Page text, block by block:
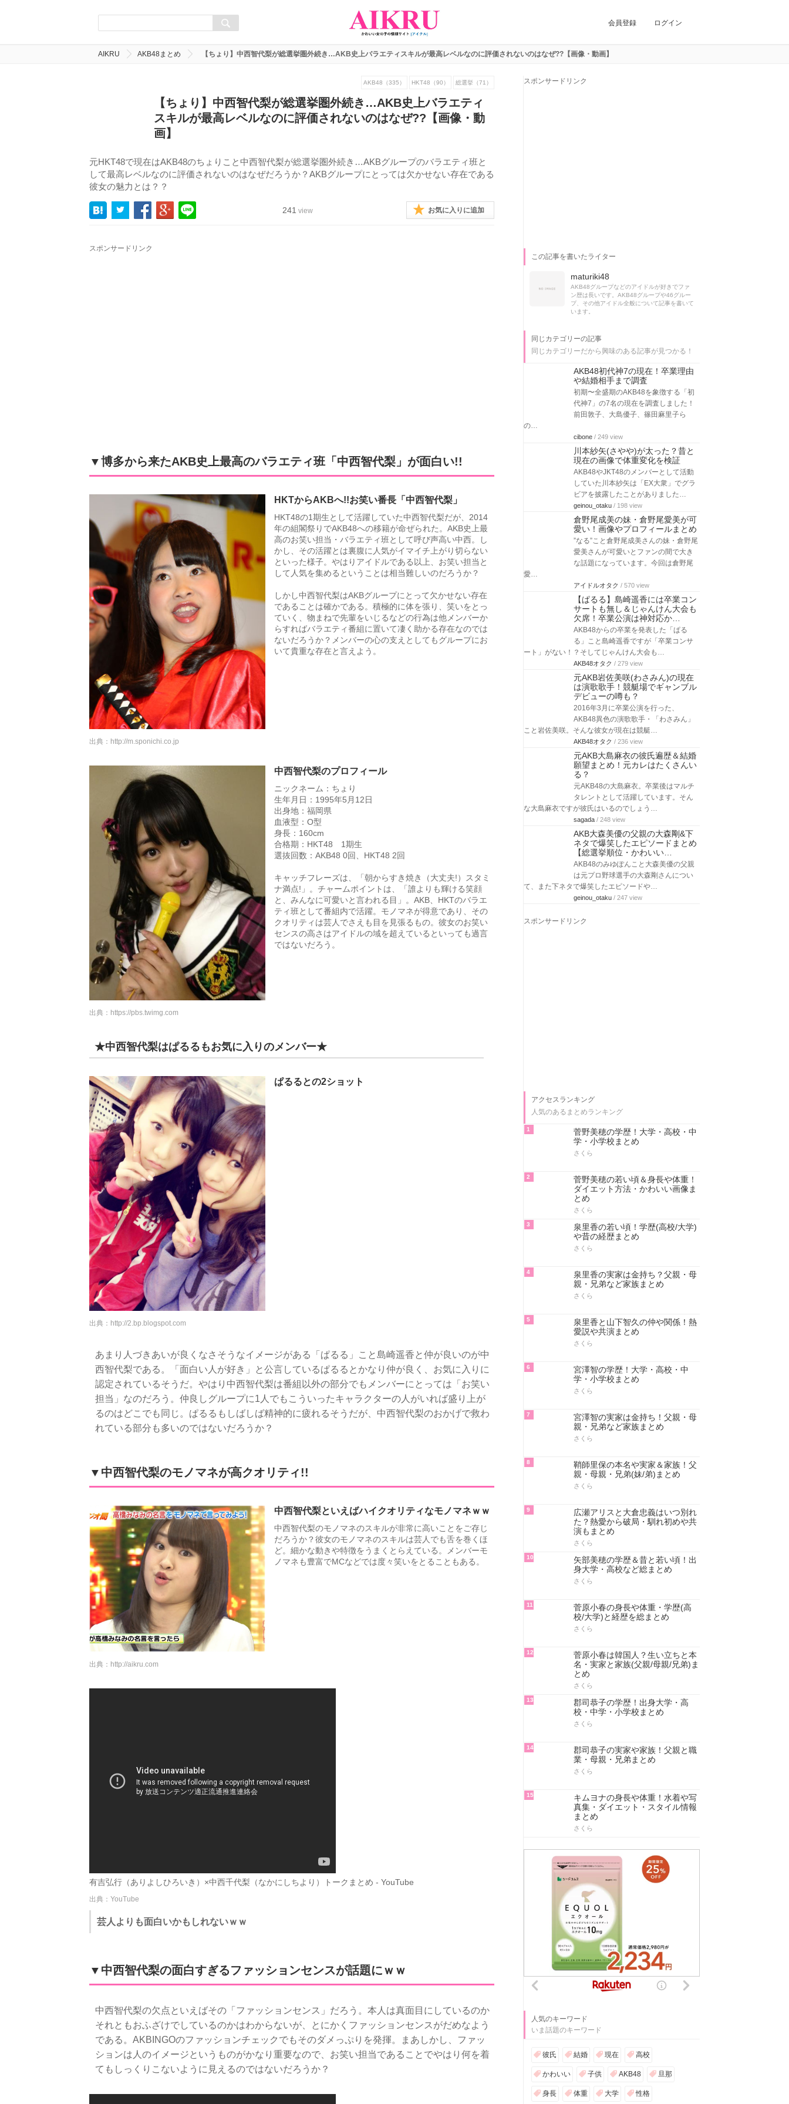
会員登録 ログイン
AIKRU AKB48まとめ 【ちょり】中西智代梨が総選挙圏外続き…AKB史上バラエティスキルが最高レベルなのに評価されないのはなぜ??【画像・動画】
AKB48（335） HKT48（90） 総選挙（71）
【ちょり】中西智代梨が総選挙圏外続き…AKB史上バラエティ
スキルが最高レベルなのに評価されないのはなぜ??【画像・動
画】
元HKT48で現在はAKB48のちょりこと中西智代梨が総選挙圏外続き…AKBグループのバラエティ班と
して最高レベルなのに評価されないのはなぜだろうか？AKBグループにとっては欠かせない存在である
彼女の魅力とは？？
241 view お気に入りに追加
スポンサードリンク
▼博多から来たAKB史上最高のバラエティ班「中西智代梨」が面白い!!
HKTからAKBへ!!お笑い番長「中西智代梨」
HKT48の1期生として活躍していた中西智代梨だが、2014
年の組閣祭りでAKB48への移籍が命ぜられた。AKB史上最
高のお笑い担当・バラエティ班として呼び声高い中西。し
かし、その活躍とは裏腹に人気がイマイチ上がり切らない
といった様子。やはりアイドルである以上、お笑い担当と
して人気を集めるということは相当難しいのだろうか？
しかし中西智代梨はAKBグループにとって欠かせない存在
であることは確かである。積極的に体を張り、笑いをとっ
ていく、物まねで先輩をいじるなどの行為は他メンバーか
らすればバラエティ番組に置いて凄く助かる存在なのでは
ないだろうか？メンバーの心の支えとしてもグループにお
いて貴重な存在と言えよう。
出典： http://m.sponichi.co.jp
中西智代梨のプロフィール
ニックネーム：ちょり
生年月日：1995年5月12日
出身地：福岡県
血液型：O型
身長：160cm
合格期：HKT48 1期生
選抜回数：AKB48 0回、HKT48 2回
キャッチフレーズは、「朝からすき焼き（大丈夫!）スタミ
ナ満点!」。チャームポイントは、「誰よりも輝ける笑顔
と、みんなに可愛いと言われる目」。AKB、HKTのバラエ
ティ班として番組内で活躍。モノマネが得意であり、その
クオリティは芸人でさえも目を見張るもの。彼女のお笑い
センスの高さはアイドルの域を超えているといっても過言
ではないだろう。
出典： https://pbs.twimg.com
★中西智代梨はぱるるもお気に入りのメンバー★
ぱるるとの2ショット
出典： http://2.bp.blogspot.com
あまり人づきあいが良くなさそうなイメージがある「ぱるる」こと島崎遥香と仲が良いのが中
西智代梨である。「面白い人が好き」と公言しているぱるるとかなり仲が良く、お気に入りに
認定されているそうだ。やはり中西智代梨は番組以外の部分でもメンバーにとっては「お笑い
担当」なのだろう。仲良しグループに1人でもこういったキャラクターの人がいれば盛り上が
るのはどこでも同じ。ぱるるもしばしば精神的に疲れるそうだが、中西智代梨のおかげで救わ
れている部分も多いのではないだろうか？
▼中西智代梨のモノマネが高クオリティ!!
中西智代梨といえばハイクオリティなモノマネｗｗ
中西智代梨のモノマネのスキルが非常に高いことをご存じ
だろうか？彼女のモノマネのスキルは芸人でも舌を巻くほ
ど。細かな動きや特徴をうまくとらえている。メンバーモ
ノマネも豊富でMCなどでは度々笑いをとることもある。
出典： http://aikru.com
有吉弘行（ありよしひろいき）×中西千代梨（なかにしちより）トークまとめ - YouTube
出典：YouTube
芸人よりも面白いかもしれないｗｗ
▼中西智代梨の面白すぎるファッションセンスが話題にｗｗ
中西智代梨の欠点といえばその「ファッションセンス」だろう。本人は真面目にしているのか
それともおふざけでしているのかはわからないが、とにかくファッションセンスがだめなよう
である。AKBINGOのファッションチェックでもそのダメっぷりを発揮。まあしかし、ファッ
ションは人のイメージというものがかなり重要なので、お笑い担当であることでやはり何を着
てもしっくりこないように見えるのではないだろうか？
スポンサードリンク
この記事を書いたライター
maturiki48
AKB48グループなどのアイドルが好きでファ
ン歴は長いです。AKB48グループや46グルー
プ、その他アイドル全般について記事を書いて
います。
同じカテゴリーの記事
同じカテゴリーだから興味のある記事が見つかる！
AKB48初代神7の現在！卒業理由
や結婚相手まで調査
初期〜全盛期のAKB48を象徴する「初
代神7」の7名の現在を調査しました！
前田敦子、大島優子、篠田麻里子ら
の…
cibone / 249 view
川本紗矢(さやや)が太った？昔と
現在の画像で体重変化を検証
AKB48やJKT48のメンバーとして活動
していた川本紗矢は「EX大衆」でグラ
ビアを披露したことがありました…
geinou_otaku / 198 view
倉野尾成美の妹・倉野尾愛美が可
愛い！画像やプロフィールまとめ
”なる”こと倉野尾成美さんの妹・倉野尾
愛美さんが可愛いとファンの間で大き
な話題になっています。今回は倉野尾
愛…
アイドルオタク / 570 view
【ぱるる】島崎遥香には卒業コン
サートも無し＆じゃんけん大会も
欠席！卒業公演は神対応か…
AKB48からの卒業を発表した「ぱる
る」こと島崎遥香ですが「卒業コンサ
ート」がない！？そしてじゃんけん大会も…
AKB48オタク / 279 view
元AKB岩佐美咲(わさみん)の現在
は演歌歌手！競艇場でギャンブル
デビューの噂も？
2016年3月に卒業公演を行った、
AKB48異色の演歌歌手・「わさみん」
こと岩佐美咲。そんな彼女が現在は競艇…
AKB48オタク / 236 view
元AKB大島麻衣の彼氏遍歴＆結婚
願望まとめ！元カレはたくさんい
る？
元AKB48の大島麻衣。卒業後はマルチ
タレントとして活躍しています。そん
な大島麻衣ですが彼氏はいるのでしょう…
sagada / 248 view
AKB大森美優の父親の大森剛&下
ネタで爆笑したエピソードまとめ
【総選挙順位・かわいい…
AKB48のみゆぽんこと大森美優の父親
は元プロ野球選手の大森剛さんについ
て、また下ネタで爆笑したエピソードや…
geinou_otaku / 247 view
スポンサードリンク
アクセスランキング
人気のあるまとめランキング
1
菅野美穂の学歴！大学・高校・中
学・小学校まとめ
さくら
2
菅野美穂の若い頃＆身長や体重！
ダイエット方法・かわいい画像ま
とめ
さくら
3
泉里香の若い頃！学歴(高校/大学)
や昔の経歴まとめ
さくら
4
泉里香の実家は金持ち？父親・母
親・兄弟など家族まとめ
さくら
5
泉里香と山下智久の仲や関係！熱
愛説や共演まとめ
さくら
6
宮澤智の学歴！大学・高校・中
学・小学校まとめ
さくら
7
宮澤智の実家は金持ち！父親・母
親・兄弟など家族まとめ
さくら
8
鞘師里保の本名や実家＆家族！父
親・母親・兄弟(妹/弟)まとめ
さくら
9
広瀬アリスと大倉忠義はいつ別れ
た？熱愛から破局・馴れ初めや共
演もまとめ
さくら
10
矢部美穂の学歴＆昔と若い頃！出
身大学・高校など総まとめ
さくら
11
菅原小春の身長や体重・学歴(高
校/大学)と経歴を総まとめ
さくら
12
菅原小春は韓国人？生い立ちと本
名・実家と家族(父親/母親/兄弟)ま
とめ
さくら
13
郡司恭子の学歴！出身大学・高
校・中学・小学校まとめ
さくら
14
郡司恭子の実家や家族！父親と職
業・母親・兄弟まとめ
さくら
15
キムヨナの身長や体重！水着や写
真集・ダイエット・スタイル情報
まとめ
さくら
人気のキーワード
いま話題のキーワード
彼氏 結婚 現在 高校
かわいい 子供 AKB48 旦那
身長 体重 大学 性格